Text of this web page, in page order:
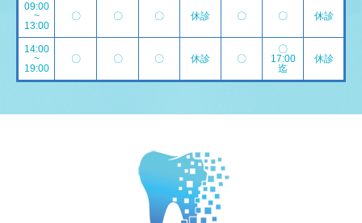
09:00
~
13:00
〇 〇 〇 休診 〇 〇 休診
14:00
~
19:00
〇 〇 〇 休診 〇
〇
17:00
迄
休診